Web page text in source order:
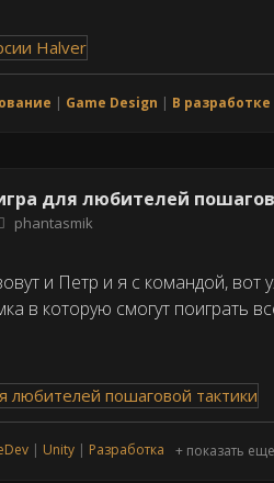
Game Design В разработке
для любителей
phantasmik
и Петр и я с командой, вот
в которую смогут поиграть
Unity Разработка + показать